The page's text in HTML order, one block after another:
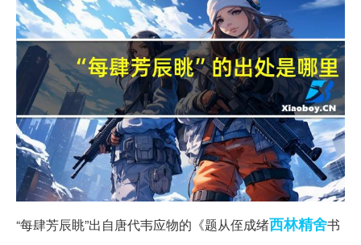
“每肆芳辰眺”出自唐代韦应物的《题从侄成绪西林精舍书